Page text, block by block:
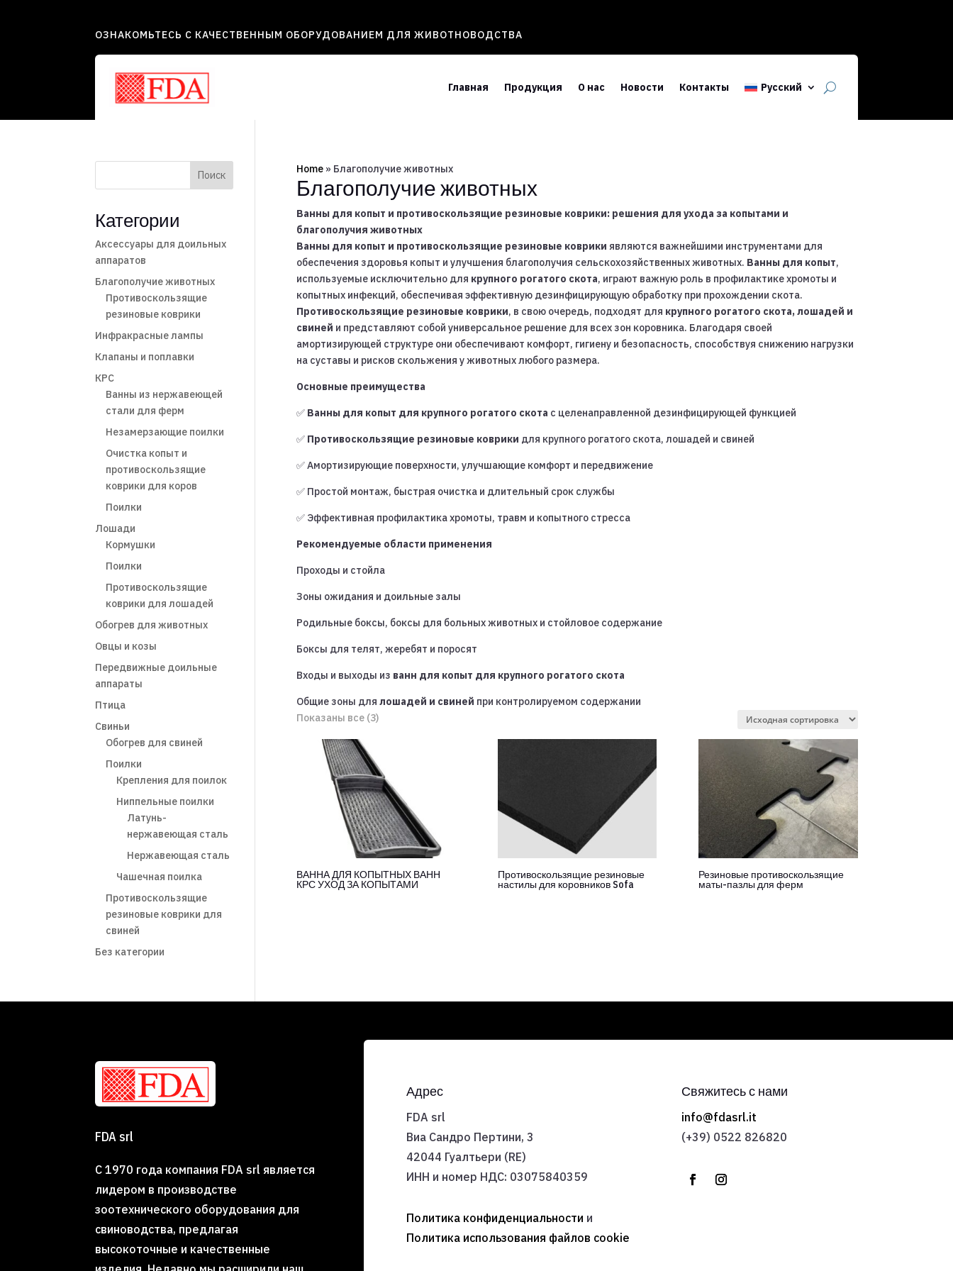
ОЗНАКОМЬТЕСЬ С КАЧЕСТВЕННЫМ ОБОРУДОВАНИЕМ ДЛЯ ЖИВОТНОВОДСТВА
Главная Продукция О нас Новости Контакты Русский
Home» Благополучие животных
Благополучие животных
Ванны для копыт и противоскользящие резиновые коврики: решения для ухода за копытами и
благополучия животных
Ванны для копыт и противоскользящие резиновые коврики являются важнейшими инструментами для
обеспечения здоровья копыт и улучшения благополучия сельскохозяйственных животных. Ванны для копыт,
используемые исключительно для крупного рогатого скота, играют важную роль в профилактике хромоты и
копытных инфекций, обеспечивая эффективную дезинфицирующую обработку при прохождении скота.
Противоскользящие резиновые коврики, в свою очередь, подходят для крупного рогатого скота, лошадей и
свиней и представляют собой универсальное решение для всех зон коровника. Благодаря своей
амортизирующей структуре они обеспечивают комфорт, гигиену и безопасность, способствуя снижению нагрузки
на суставы и рисков скольжения у животных любого размера.
Основные преимущества
✅ Ванны для копыт для крупного рогатого скота с целенаправленной дезинфицирующей функцией
✅ Противоскользящие резиновые коврики для крупного рогатого скота, лошадей и свиней
✅ Амортизирующие поверхности, улучшающие комфорт и передвижение
✅ Простой монтаж, быстрая очистка и длительный срок службы
✅ Эффективная профилактика хромоты, травм и копытного стресса
Рекомендуемые области применения
Проходы и стойла
Зоны ожидания и доильные залы
Родильные боксы, боксы для больных животных и стойловое содержание
Боксы для телят, жеребят и поросят
Входы и выходы из ванн для копыт для крупного рогатого скота
Общие зоны для лошадей и свиней при контролируемом содержании
Показаны все (3)
ВАННА ДЛЯ КОПЫТНЫХ ВАНН
КРС УХОД ЗА КОПЫТАМИ
Противоскользящие резиновые
настилы для коровников Sofa
Резиновые противоскользящие
маты-пазлы для ферм
Поиск
Категории
Аксессуары для доильных
аппаратов
Благополучие животных
Противоскользящие
резиновые коврики
Инфракрасные лампы
Клапаны и поплавки
КРС
Ванны из нержавеющей
стали для ферм
Незамерзающие поилки
Очистка копыт и
противоскользящие
коврики для коров
Поилки
Лошади
Кормушки
Поилки
Противоскользящие
коврики для лошадей
Обогрев для животных
Овцы и козы
Передвижные доильные
аппараты
Птица
Свиньи
Обогрев для свиней
Поилки
Крепления для поилок
Ниппельные поилки
Латунь-
нержавеющая сталь
Нержавеющая сталь
Чашечная поилка
Противоскользящие
резиновые коврики для
свиней
Без категории
FDA srl
С 1970 года компания FDA srl является
лидером в производстве
зоотехнического оборудования для
свиноводства, предлагая
высокоточные и качественные
Адрес
FDA srl
Виа Сандро Пертини, 3
42044 Гуалтьери (RE)
ИНН и номер НДС: 03075840359
Политика конфиденциальности и
Политика использования файлов cookie
Свяжитесь с нами
info@fdasrl.it
(+39) 0522 826820